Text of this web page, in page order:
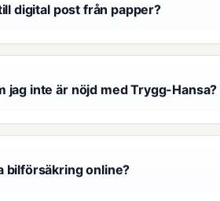
digital post från papper?
jag inte är nöjd med Trygg-Hansa?
bilförsäkring online?